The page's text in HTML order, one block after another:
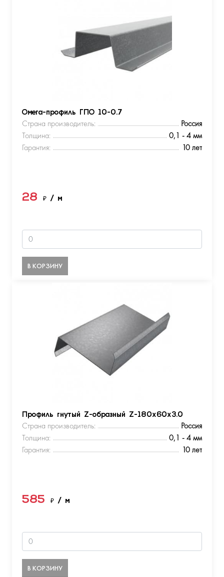
Омега-профиль ГПО 10-0.7
Страна производитель:
Россия
Толщина:
0,1 - 4 мм
Гарантия:
10 лет
28 ₽ / м
В КОРЗИНУ
Профиль гнутый Z-образный Z-180х60х3.0
Страна производитель:
Россия
Толщина:
0,1 - 4 мм
Гарантия:
10 лет
585 ₽ / м
В КОРЗИНУ